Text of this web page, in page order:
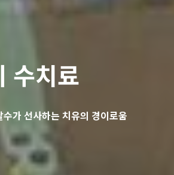
수치료
가 선사하는 치유의 경이로움